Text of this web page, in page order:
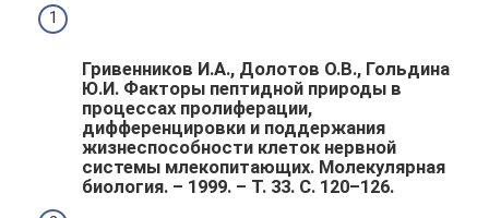
Гривенников И.А., Долотов О.В., Гольдина
Ю.И. Факторы пептидной природы в
процессах пролиферации,
дифференцировки и поддержания
жизнеспособности клеток нервной
системы млекопитающих. Молекулярная
биология. – 1999. – Т. 33. С. 120–126.